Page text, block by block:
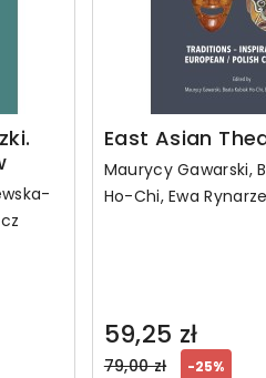
East Asian
Maurycy Gawarski,
Ho-Chi, Ewa
59,25 zł
Regular
79,00 zł -25%